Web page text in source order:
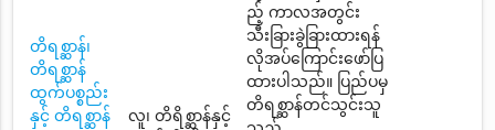
တိရစ္ဆာန်၊
တိရစ္ဆာန်
ထွက်ပစ္စည်း
နှင့် တိရစ္ဆာန်
လူ၊ တိရိစ္ဆာန်နှင့်
ည့် ကာလအတွင်း
သီးခြားခွဲခြားထားရန်
လိုအပ်ကြောင်းဖော်ပြ
ထားပါသည်။ ပြည်ပမှ
တိရစ္ဆာန်တင်သွင်းသူ